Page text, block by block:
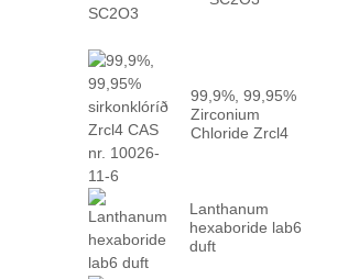
99,9%, 99,95%
Zirconium
Chloride Zrcl4
Lanthanum
hexaboride lab6
duft